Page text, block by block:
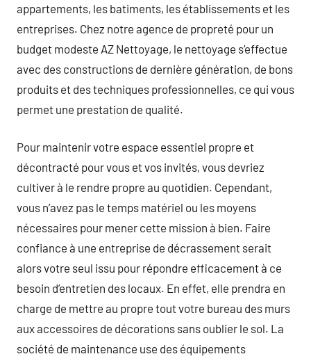
appartements, les batiments, les établissements et les
entreprises. Chez notre agence de propreté pour un
budget modeste AZ Nettoyage, le nettoyage s’effectue
avec des constructions de dernière génération, de bons
produits et des techniques professionnelles, ce qui vous
permet une prestation de qualité.
Pour maintenir votre espace essentiel propre et
décontracté pour vous et vos invités, vous devriez
cultiver à le rendre propre au quotidien. Cependant,
vous n’avez pas le temps matériel ou les moyens
nécessaires pour mener cette mission à bien. Faire
confiance à une entreprise de décrassement serait
alors votre seul issu pour répondre efficacement à ce
besoin d’entretien des locaux. En effet, elle prendra en
charge de mettre au propre tout votre bureau des murs
aux accessoires de décorations sans oublier le sol. La
société de maintenance use des équipements